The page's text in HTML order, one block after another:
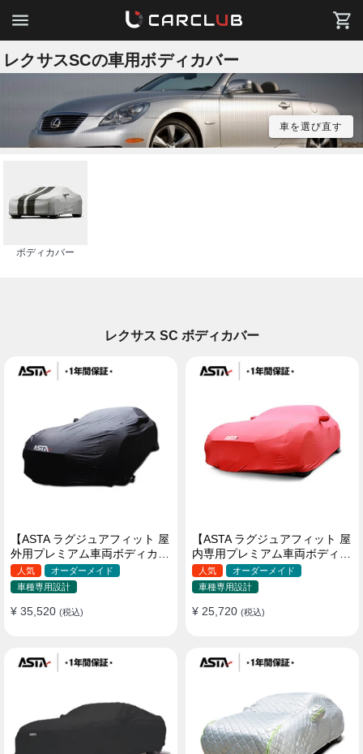
レクサスSCの車用ボディカバー
車を選び直す
ボディカバー
レクサス SC ボディカバー
【ASTA ラグジュアフィット 屋
外用プレミアム車両ボディカバ
ー】PUレザー製 オーダーメイ
ド 高級感 裏起毛車カバー 強風
対策
人気
オーダーメイド
車種専用設計
¥ 35,520 (税込)
【ASTA ラグジュアフィット 屋
内専用プレミアム車両ボディカ
バー】オーダーメイド 最高級
生地 柔かい 裏起毛車カバー
人気
オーダーメイド
車種専用設計
¥ 25,720 (税込)